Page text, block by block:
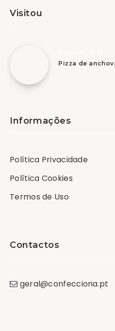
Visitou
Pizza de
Informações
Política Privacidade
Política Cookies
Termos de Uso
Contactos
geral@confecciona.pt